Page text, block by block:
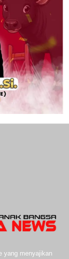
yang menyajikan